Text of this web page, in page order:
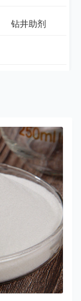
钻井助剂